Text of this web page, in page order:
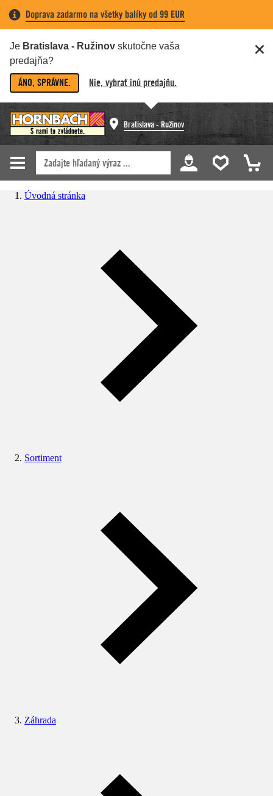
Doprava zadarmo na všetky balíky od 99 EUR
Je Bratislava - Ružinov skutočne vaša
predajňa?
ÁNO, SPRÁVNE. Nie, vybrať inú predajňu.
Bratislava - Ružinov
Úvodná stránka
Sortiment
Záhrada